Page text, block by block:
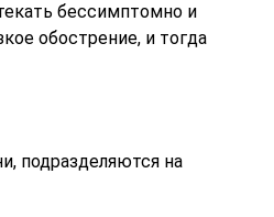
бессимптомно и
обострение, и тогда
подразделяются на